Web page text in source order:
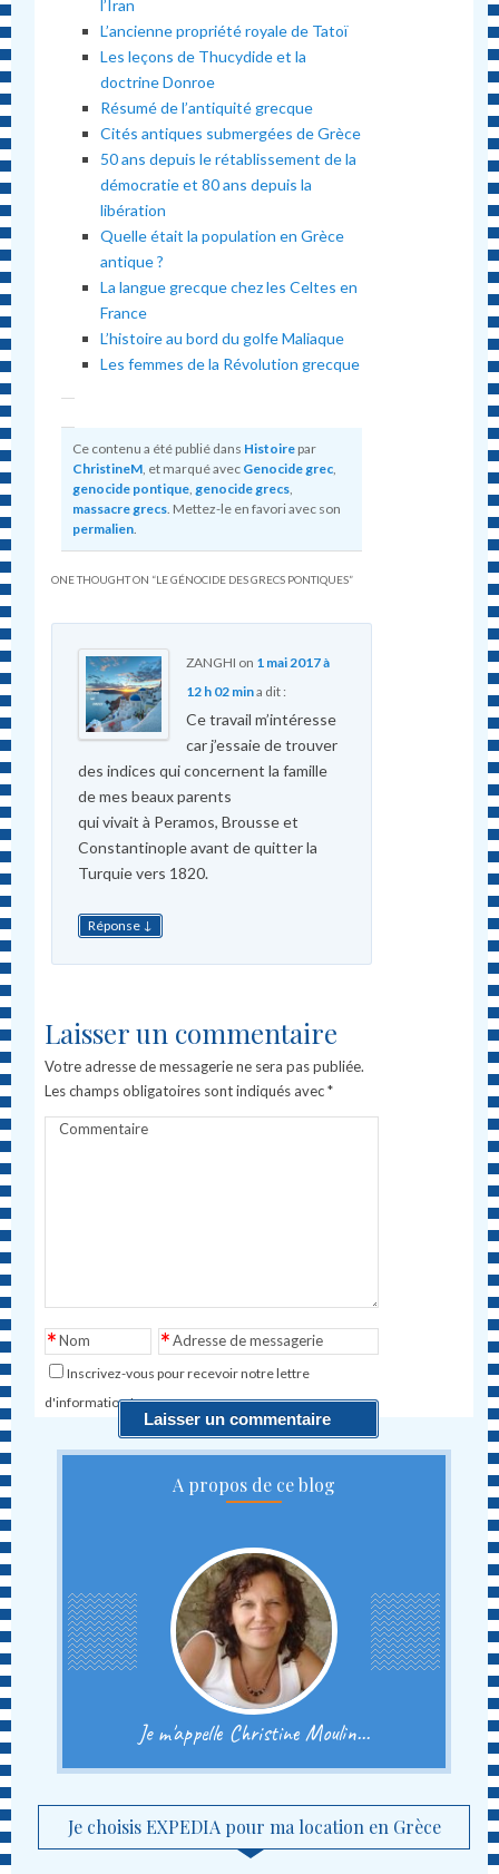
l’Iran
L’ancienne propriété royale de Tatoï
Les leçons de Thucydide et la
doctrine Donroe
Résumé de l’antiquité grecque
Cités antiques submergées de Grèce
50 ans depuis le rétablissement de la
démocratie et 80 ans depuis la
libération
Quelle était la population en Grèce
antique ?
La langue grecque chez les Celtes en
France
L’histoire au bord du golfe Maliaque
Les femmes de la Révolution grecque
Ce contenu a été publié dans Histoire par
ChristineM , et marqué avec Genocide grec
genocide pontique genocide grecs
massacre grecs . Mettez-le en favori avec son
permalien
ONE THOUGHT ON “LE GÉNOCIDE DES GRECS PONTIQUES”
ZANGHI on 1 mai 2017 à
12 h 02 mina dit :
Ce travail m’intéresse
car j’essaie de trouver
des indices qui concernent la famille
de mes beaux parents
qui vivait à Peramos, Brousse et
Constantinople avant de quitter la
Turquie vers 1820.
Réponse ↓
Laisser un commentaire
Votre adresse de messagerie ne sera pas publiée.
Les champs obligatoires sont indiqués avec*
Commentaire
Nom
* Adresse de messagerie
*
Inscrivez-vous pour recevoir notre lettre
d'information !
A propos de ce blog
Je m'appelle Christine Moulin...
Je choisis EXPEDIA pour ma location en Grèce